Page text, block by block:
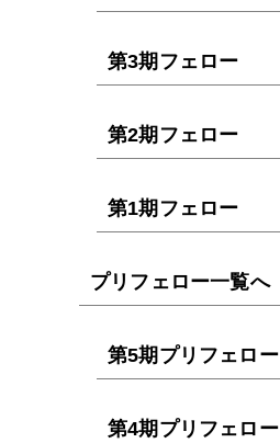
第3期フェロー
第2期フェロー
第1期フェロー
プリフェロー一覧へ
第5期プリフェロー
第4期プリフェロー